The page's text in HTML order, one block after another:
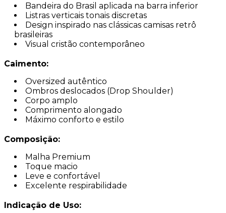
Bandeira do Brasil aplicada na barra inferior
Listras verticais tonais discretas
Design inspirado nas clássicas camisas retrô
brasileiras
Visual cristão contemporâneo
Caimento:
Oversized autêntico
Ombros deslocados (Drop Shoulder)
Corpo amplo
Comprimento alongado
Máximo conforto e estilo
Composição:
Malha Premium
Toque macio
Leve e confortável
Excelente respirabilidade
Indicação de Uso: